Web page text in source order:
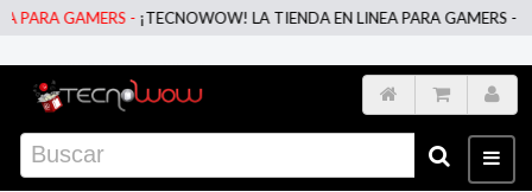
GAMERS -¡TECNOWOW! LA TIENDA EN LINEA PARA GAMERS -